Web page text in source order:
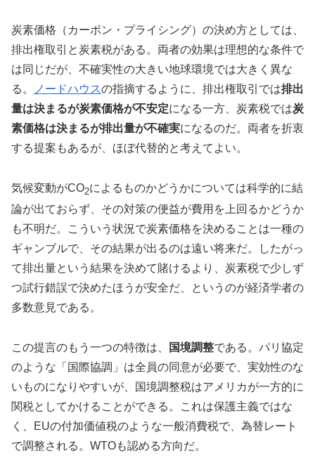
炭素価格（カーボン・プライシング）の決め方としては、
排出権取引と炭素税がある。両者の効果は理想的な条件で
は同じだが、不確実性の大きい地球環境では大きく異な
る。
ノードハウスの指摘するように、排出権取引では排出
量は決まるが炭素価格が不安定になる一方、炭素税では炭
素価格は決まるが排出量が不確実になるのだ。両者を折衷
する提案もあるが、ほぼ代替的と考えてよい。
気候変動がCO2によるものかどうかについては科学的に結
論が出ておらず、その対策の便益が費用を上回るかどうか
も不明だ。こういう状況で炭素価格を決めることは一種の
ギャンブルで、その結果が出るのは遠い将来だ。したがっ
て排出量という結果を決めて賭けるより、炭素税で少しず
つ試行錯誤で決めたほうが安全だ、というのが経済学者の
多数意見である。
この提言のもう一つの特徴は、 国境調整である。パリ協定
のような「国際協調」は全員の同意が必要で、実効性のな
いものになりやすいが、国境調整税はアメリカが一方的に
関税としてかけることができる。これは保護主義ではな
く、EUの付加価値税のような一般消費税で、為替レート
で調整される。WTOも認める方向だ。